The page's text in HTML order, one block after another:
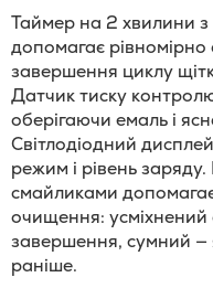
Таймер на 2 хвилини
допомагає рівномірно
завершення циклу
Датчик тиску
оберігаючи емаль і
Світлодіодний
режим і рівень
смайликами
очищення: усміхнений
завершення, сумний
раніше.